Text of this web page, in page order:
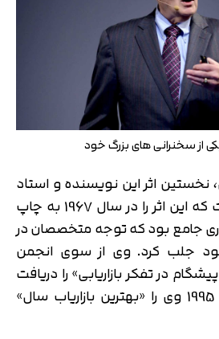
از سخنرانی های بزرگ خود
نخستین اثر این نویسنده و استاد
برجسته دانشگاه است که این اثر را در سال 1967 به چاپ
جامع بود که توجه متخصصان در
جلب کرد. وی از سوی انجمن
در تفکر بازاریابی» را دریافت
کرده است و در سال 1995 وی را «بهترین بازاریاب سال»